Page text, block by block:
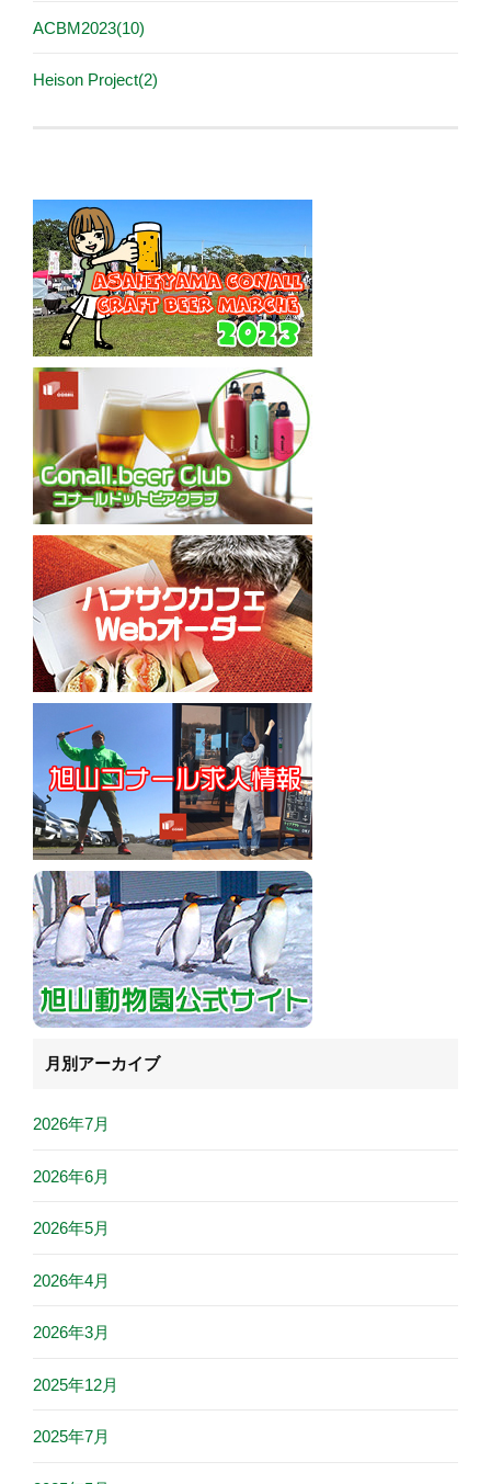
ACBM2023(10)
Heison Project(2)
月別アーカイブ
2026年7月
2026年6月
2026年5月
2026年4月
2026年3月
2025年12月
2025年7月